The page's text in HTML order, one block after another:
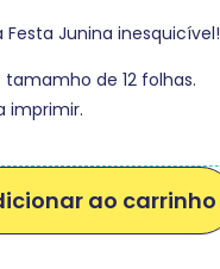
Festa Junina inesquicível!
tamamho de 12 folhas.
imprimir.
ao carrinho